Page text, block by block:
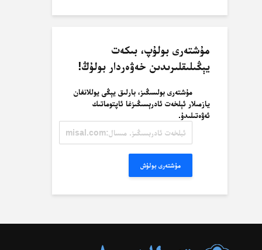
مۇشتەرى بولۇپ، بىكەت
يېڭىلىقلىرىدىن خەۋەردار بولۇڭ!
مۇشتەرى بولسىڭىز، بارلىق يېڭى يوللانغان
يازمىلار ئېلخەت ئادرېسىڭىزغا ئاپتوماتىك
ئەۋەتىلىدۇ.
ئادرېسىڭىز.
مۇشتەرى بولۇش